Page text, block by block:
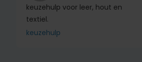
keuzehulp voor leer, hout en
textiel.
keuzehulp